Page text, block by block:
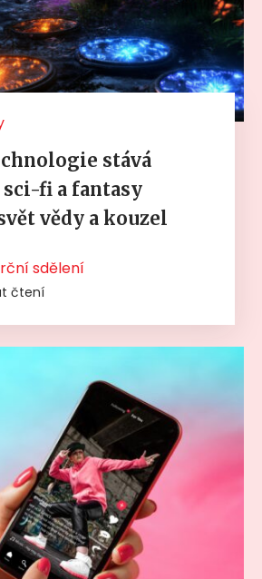
stává
sci-fi a fantasy
vědy a kouzel
sdělení
čtení